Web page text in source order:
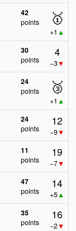
42
points
🥇
+1 ▲
30
points
4
−3 ▼
24
points
🥉
+1 ▲
24
points
12
−9▼
11
points
19
−7▼
47
points
14
+5▲
35
points
16
−2 ▼